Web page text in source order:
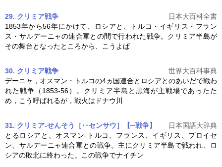
29. クリミア戦争
日本大百科全書
1853年から56年にかけて、ロシアと、トルコ・イギリス・フラン
ス・サルデーニャの連合軍との間で行われた戦争。 クリミア半島が
その舞台となったところから、こうよば
30. クリミア戦争
世界大百科事典
デーニャ，オスマン・トルコの4ヵ国連合とロシアとのあいだで戦わ
れた戦争（1853-56）。 クリミア半島 と黒海が主戦場であったた
め，こう呼ばれるが，戦火はドナウ川
31. クリミア‐せんそう［‥センサウ］【─戦争】
日本国語大辞典
とるロシアと、オスマン‐トルコ、フランス、イギリス、プロイセ
ン、サルデーニャ連合軍との戦争。主にクリミア半島で戦われ、ロ
シアの敗北に終わった。この戦争でナイチン